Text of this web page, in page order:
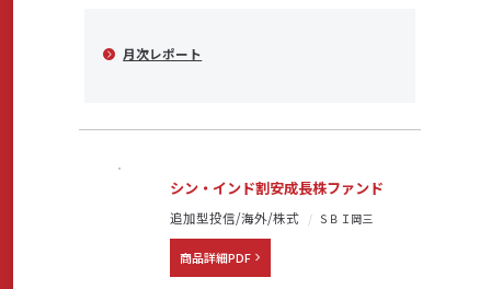
月次レポート
シン・インド割安成長株ファンド
追加型投信/海外/株式 ＳＢＩ岡三
商品詳細PDF